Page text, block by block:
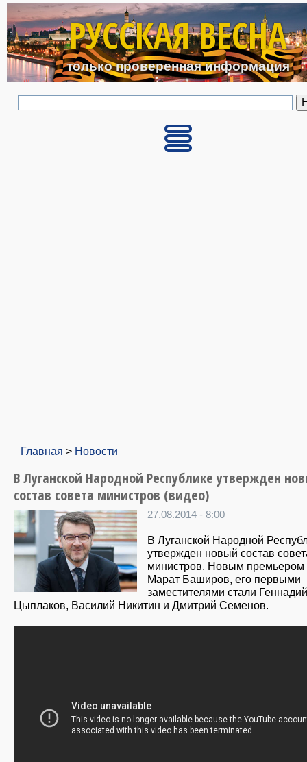
Перейти к основному
РУССКАЯ ВЕСНА
только проверенная информация
Главная > Новости
В Луганской Народной Республике утвержден
состав совета министров (видео)
27.08.2014 - 8:00
В Луганской Народной
утвержден новый состав
министров. Новым премьером
Марат Баширов, его первыми
заместителями стали Геннадий
Цыплаков, Василий Никитин и Дмитрий Семенов.